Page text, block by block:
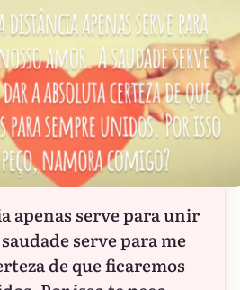
apenas serve para unir
serve para me
de que ficaremos